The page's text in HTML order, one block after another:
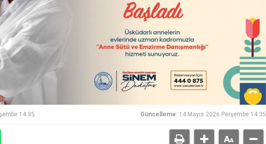
14:35 Güncelleme: 14 Mayıs 2026 Perşembe 14:35